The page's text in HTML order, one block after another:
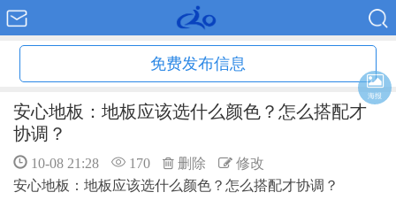
免费发布信息
安心地板：地板应该选什么颜色？怎么搭配才
协调？
10-08 21:28 170 删除
修改
安心地板：地板应该选什么颜色？怎么搭配才协调？
海报